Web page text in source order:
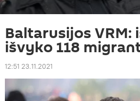
Baltarusijos VRM:
išvyko 118
12:51 23.11.2021